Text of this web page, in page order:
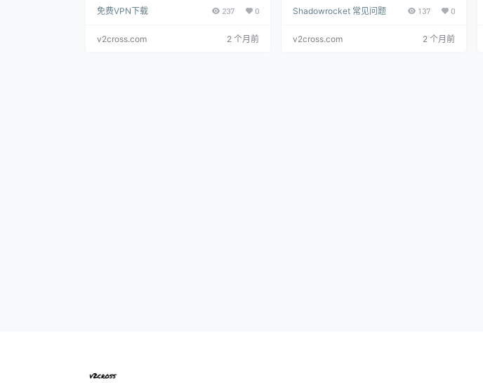
界、维护成本和适合人群上的区别。
免费VPN下载 237 0
v2cross.com 2 个月前
本文用新手视角说明它们的区别和选择方
Shadowrocket 常见问题 137 0
v2cross.com 2 个月前